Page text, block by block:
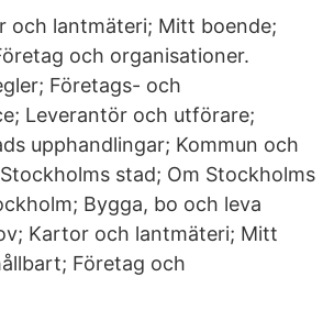
och lantmäteri; Mitt boende;
och organisationer.
Företags- och
Leverantör och utförare;
upphandlingar; Kommun och
stad; Om Stockholms
Bygga, bo och leva
Kartor och lantmäteri; Mitt
Företag och